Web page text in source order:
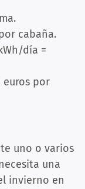
cabaña.
día =
euros por
uno o varios
una
invierno en